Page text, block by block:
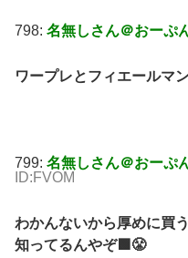
798: 名無しさん＠おーぷ
ワープレとフィエールマ
799: 名無しさん＠おーぷ
ID:FVOM
わかんないから厚めに買
知ってるんやぞ🟩😤